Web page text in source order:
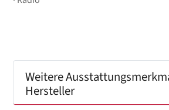
Weitere
Hersteller